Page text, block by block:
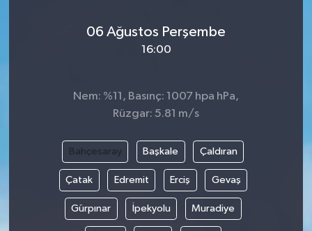
06 Ağustos Perşembe
16:00
Nem: %11, Basınç: 1007 hpa hPa,
Rüzgar: 5.81 m/s
Bahçesaray Başkale Çaldıran
Çatak Edremit Erciş Gevaş
Gürpınar İpekyolu Muradiye